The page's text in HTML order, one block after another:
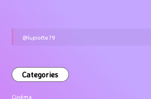
@lupiotte79
Categories
Cinéma